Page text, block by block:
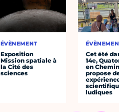
ÉVÈNEMENT
Exposition
Mission spatiale à
la Cité des
sciences
Cet été
14e,
en
propose
ludiques